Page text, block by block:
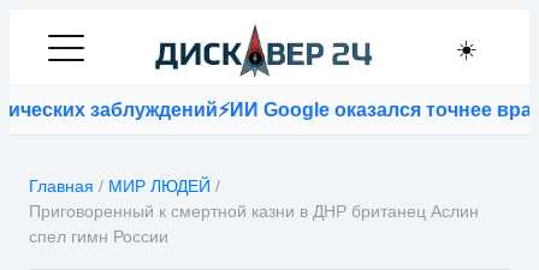
☀️
заблуждений⚡ИИ Google оказался точнее
Главная / МИР ЛЮДЕЙ /
Приговоренный к смертной казни в ДНР британец Аслин
спел гимн России